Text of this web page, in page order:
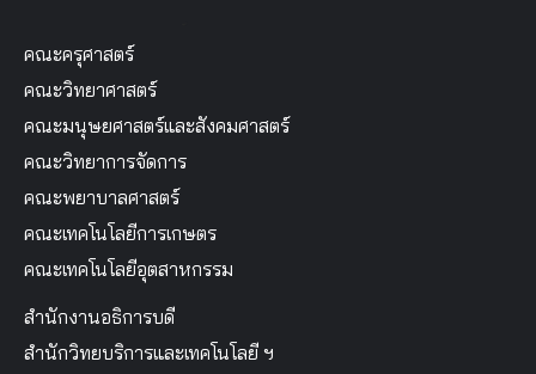
คณะครุศาสตร์
คณะวิทยาศาสตร์
คณะมนุษยศาสตร์และสังคมศาสตร์
คณะวิทยาการจัดการ
คณะพยาบาลศาสตร์
คณะเทคโนโลยีการเกษตร
คณะเทคโนโลยีอุตสาหกรรม
สำนักงานอธิการบดี
สำนักวิทยบริการและเทคโนโลยี ฯ